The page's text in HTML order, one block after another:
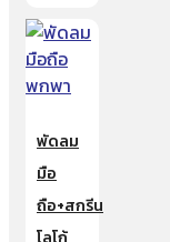
พัดลม
มือ
ถือ+สกรีน